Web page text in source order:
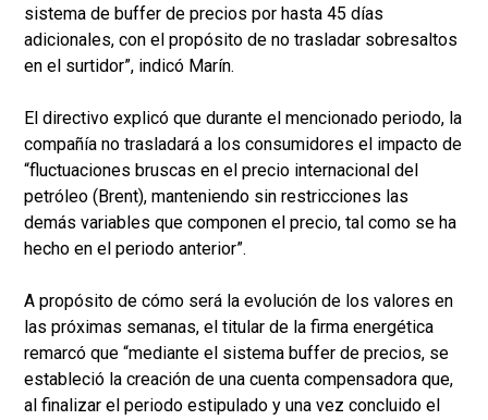
sistema de buffer de precios por hasta 45 días
adicionales, con el propósito de no trasladar sobresaltos
en el surtidor”, indicó Marín.
El directivo explicó que durante el mencionado periodo, la
compañía no trasladará a los consumidores el impacto de
“fluctuaciones bruscas en el precio internacional del
petróleo (Brent), manteniendo sin restricciones las
demás variables que componen el precio, tal como se ha
hecho en el periodo anterior”.
A propósito de cómo será la evolución de los valores en
las próximas semanas, el titular de la firma energética
remarcó que “mediante el sistema buffer de precios, se
estableció la creación de una cuenta compensadora que,
al finalizar el periodo estipulado y una vez concluido el